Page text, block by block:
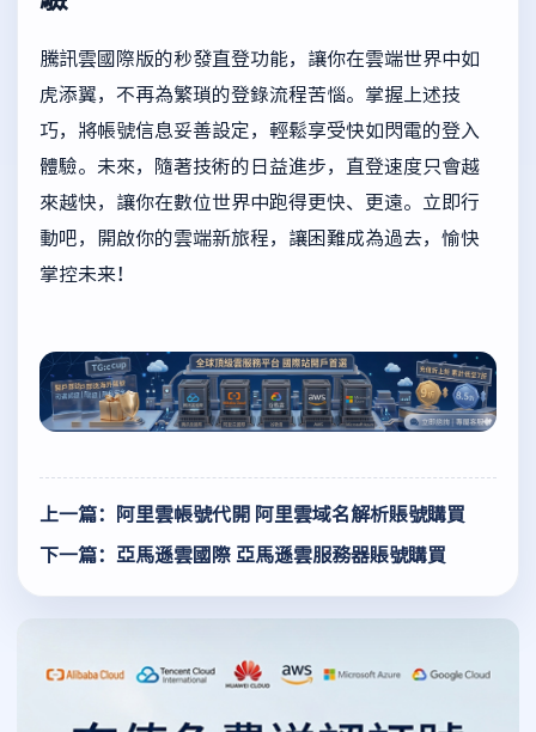
騰訊雲國際版的秒發直登功能，讓你在雲端世界中如
虎添翼，不再為繁瑣的登錄流程苦惱。掌握上述技
巧，將帳號信息妥善設定，輕鬆享受快如閃電的登入
體驗。未來，隨著技術的日益進步，直登速度只會越
來越快，讓你在數位世界中跑得更快、更遠。立即行
動吧，開啟你的雲端新旅程，讓困難成為過去，愉快
掌控未来！
上一篇：阿里雲帳號代開 阿里雲域名解析賬號購買
下一篇：亞馬遜雲國際 亞馬遜雲服務器賬號購買